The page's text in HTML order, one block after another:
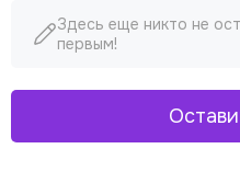
Здесь еще никто не
первым!